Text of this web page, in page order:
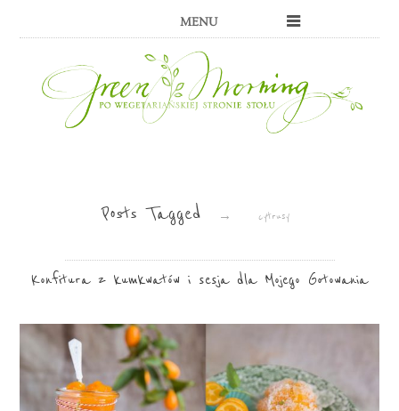
MENU
Posts Tagged → cytrusy
Konfitura z kumkwatów i sesja dla Mojego Gotowania